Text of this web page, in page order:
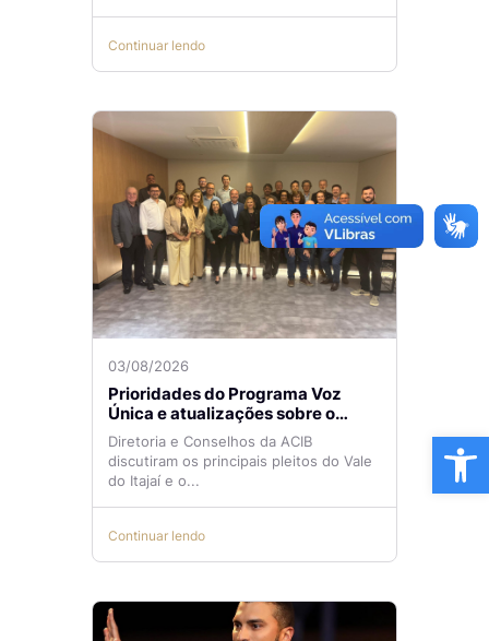
Continuar lendo
03/08/2026
Prioridades do Programa Voz
Única e atualizações sobre o
Aeroporto de Navegantes são
temas de reunião na ACIB
Diretoria e Conselhos da ACIB
discutiram os principais pleitos do Vale
do Itajaí e o...
Continuar lendo